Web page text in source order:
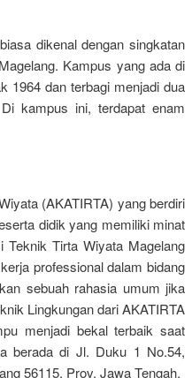
dikenal dengan singkatan
Kampus yang ada di
1964 dan terbagi menjadi dua
kampus ini, terdapat enam
(AKATIRTA) yang berdiri
didik yang memiliki minat
Teknik Tirta Wiyata Magelang
professional dalam bidang
sebuah rahasia umum jika
Lingkungan dari AKATIRTA
menjadi bekal terbaik saat
berada di Jl. Duku 1 No.54,
56115, Prov. Jawa Tengah.